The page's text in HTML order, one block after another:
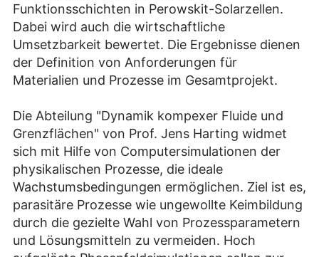
Funktionsschichten in Perowskit-Solarzellen.
Dabei wird auch die wirtschaftliche
Umsetzbarkeit bewertet. Die Ergebnisse dienen
der Definition von Anforderungen für
Materialien und Prozesse im Gesamtprojekt.
Die Abteilung "Dynamik kompexer Fluide und
Grenzflächen" von Prof. Jens Harting widmet
sich mit Hilfe von Computersimulationen der
physikalischen Prozesse, die ideale
Wachstumsbedingungen ermöglichen. Ziel ist es,
parasitäre Prozesse wie ungewollte Keimbildung
durch die gezielte Wahl von Prozessparametern
und Lösungsmitteln zu vermeiden. Hoch